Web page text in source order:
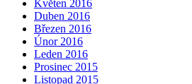
Květen 2016
Duben 2016
Březen 2016
Únor 2016
Leden 2016
Prosinec 2015
Listopad 2015